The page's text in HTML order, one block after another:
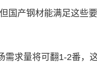
国产钢材能满足这些
需求量将可翻1-2番，